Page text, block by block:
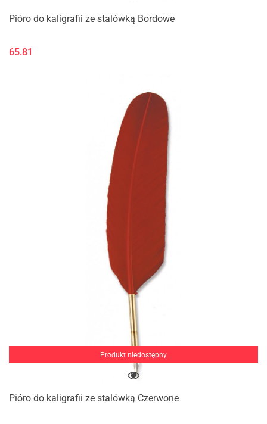
Pióro do kaligrafii ze stalówką Bordowe
65.81
Produkt niedostępny
Pióro do kaligrafii ze stalówką Czerwone